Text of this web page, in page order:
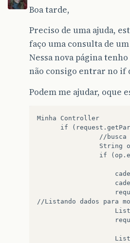
Boa tarde,
Preciso de uma ajuda,
faço uma consulta de
Nessa nova página
não consigo entrar no if
Podem me ajudar, oque
Minha Controller
if
//busca
String
if
//Listando dados para
                    List
                    List